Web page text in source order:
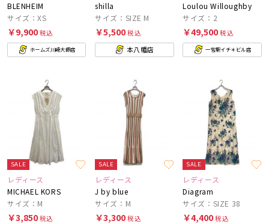
BLENHEIM
サイズ：XS
￥9,900税込
ホームズ川崎大師店
shilla
サイズ：SIZE M
￥5,500税込
本八幡店
Loulou Willoughby
サイズ：2
￥49,500税込
一宮駅イチ＊ビル店
SALE
レディース
MICHAEL KORS
サイズ：M
￥3,850税込
SALE
レディース
J by blue
サイズ：M
￥3,300税込
SALE
レディース
Diagram
サイズ：SIZE 38
￥4,400税込